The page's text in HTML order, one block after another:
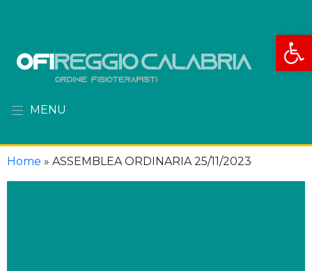
Apri
MENU
Home » ASSEMBLEA ORDINARIA 25/11/2023